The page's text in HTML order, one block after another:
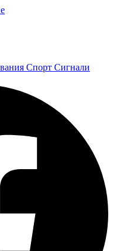
Спорт Сигнали